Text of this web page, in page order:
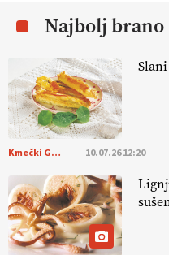
EKOloško =
EKOloško =
pomembnejši
EKOloško =
RAKARI
Najbolj brano
Kmečki Glas 10.07.26 12:20